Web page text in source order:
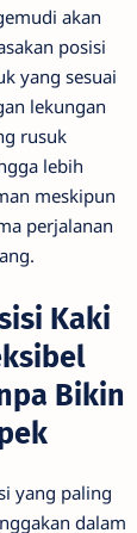
akan
posisi
yang sesuai
lekungan
rusuk
lebih
meskipun
perjalanan
Kaki
Bikin
yang paling
dalam